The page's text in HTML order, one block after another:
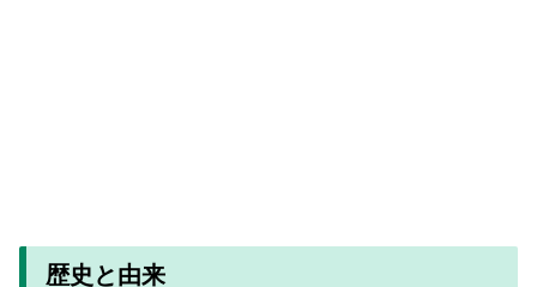
歴史と由来